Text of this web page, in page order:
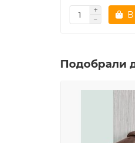
В
Подобрали